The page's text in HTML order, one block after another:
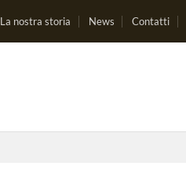
La nostra storia News Contatti